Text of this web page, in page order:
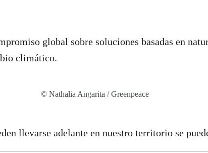
global sobre soluciones basadas en
climático.
© Nathalia Angarita / Greenpeace
llevarse adelante en nuestro territorio se